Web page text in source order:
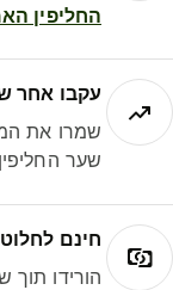
החליפין
עקבו אחר
שמרו את
שער
חינם
הורידו תוך